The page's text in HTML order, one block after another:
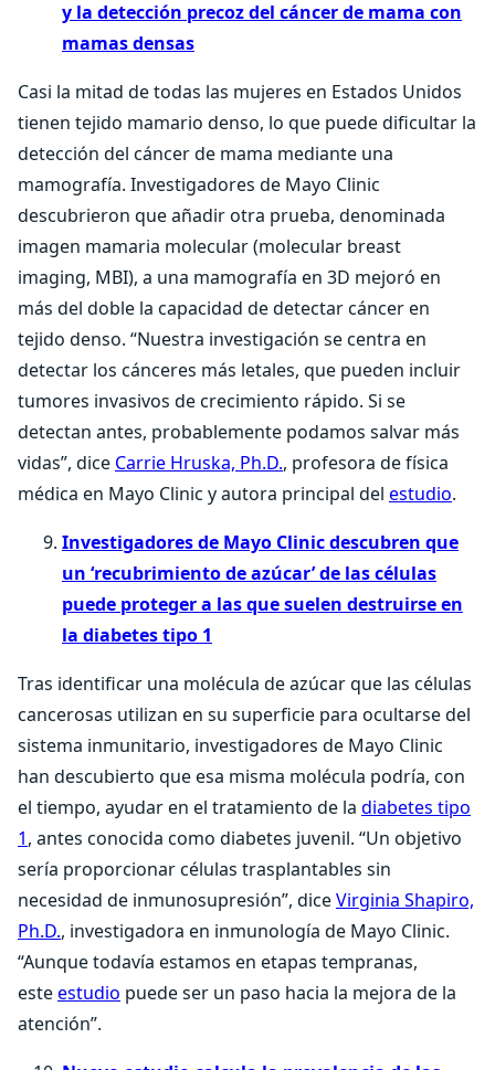
y la detección precoz del cáncer de mama con
mamas densas
Casi la mitad de todas las mujeres en Estados Unidos
tienen tejido mamario denso, lo que puede dificultar la
detección del cáncer de mama mediante una
mamografía. Investigadores de Mayo Clinic
descubrieron que añadir otra prueba, denominada
imagen mamaria molecular (molecular breast
imaging, MBI), a una mamografía en 3D mejoró en
más del doble la capacidad de detectar cáncer en
tejido denso. “Nuestra investigación se centra en
detectar los cánceres más letales, que pueden incluir
tumores invasivos de crecimiento rápido. Si se
detectan antes, probablemente podamos salvar más
vidas”, dice Carrie Hruska, Ph.D., profesora de física
médica en Mayo Clinic y autora principal del estudio.
Investigadores de Mayo Clinic descubren que
un ‘recubrimiento de azúcar’ de las células
puede proteger a las que suelen destruirse en
la diabetes tipo 1
Tras identificar una molécula de azúcar que las células
cancerosas utilizan en su superficie para ocultarse del
sistema inmunitario, investigadores de Mayo Clinic
han descubierto que esa misma molécula podría, con
el tiempo, ayudar en el tratamiento de la diabetes tipo
1, antes conocida como diabetes juvenil. “Un objetivo
sería proporcionar células trasplantables sin
necesidad de inmunosupresión”, diceVirginia Shapiro,
Ph.D., investigadora en inmunología de Mayo Clinic.
“Aunque todavía estamos en etapas tempranas,
esteestudio puede ser un paso hacia la mejora de la
atención”.